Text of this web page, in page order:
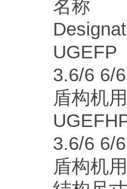
名称
UGEFP
3.6/6 6/
盾构机
3.6/6 6/
盾构机